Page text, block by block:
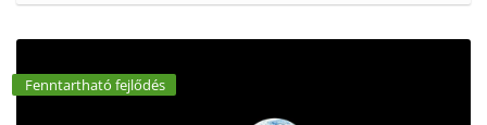
Fenntartható fejlődés